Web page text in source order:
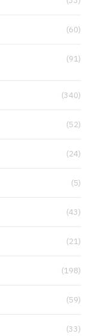
(60)
(91)
(340)
(52)
(24)
(5)
(43)
(21)
(198)
(59)
(33)